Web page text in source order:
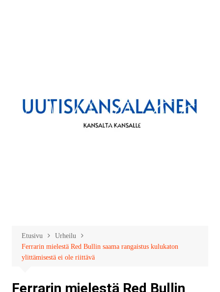
Etusivu
Urheilu
Ferrarin mielestä Red Bullin saama rangaistus kulukaton
ylittämisestä ei ole riittävä
Ferrarin mielestä Red Bullin